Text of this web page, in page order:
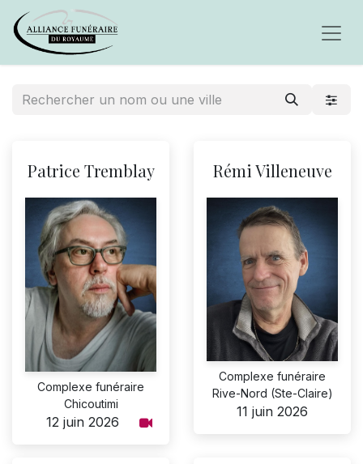
Patrice Tremblay
Complexe funéraire
Chicoutimi
12 juin 2026
Rémi Villeneuve
Complexe funéraire
Rive-Nord (Ste-Claire)
11 juin 2026